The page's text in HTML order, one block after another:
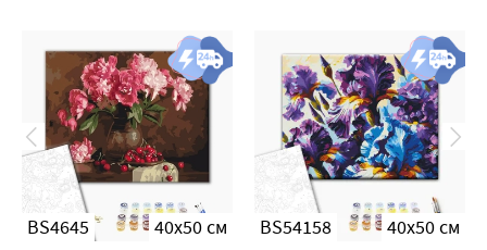
BS4645 40x50 см BS54158 40x50 см